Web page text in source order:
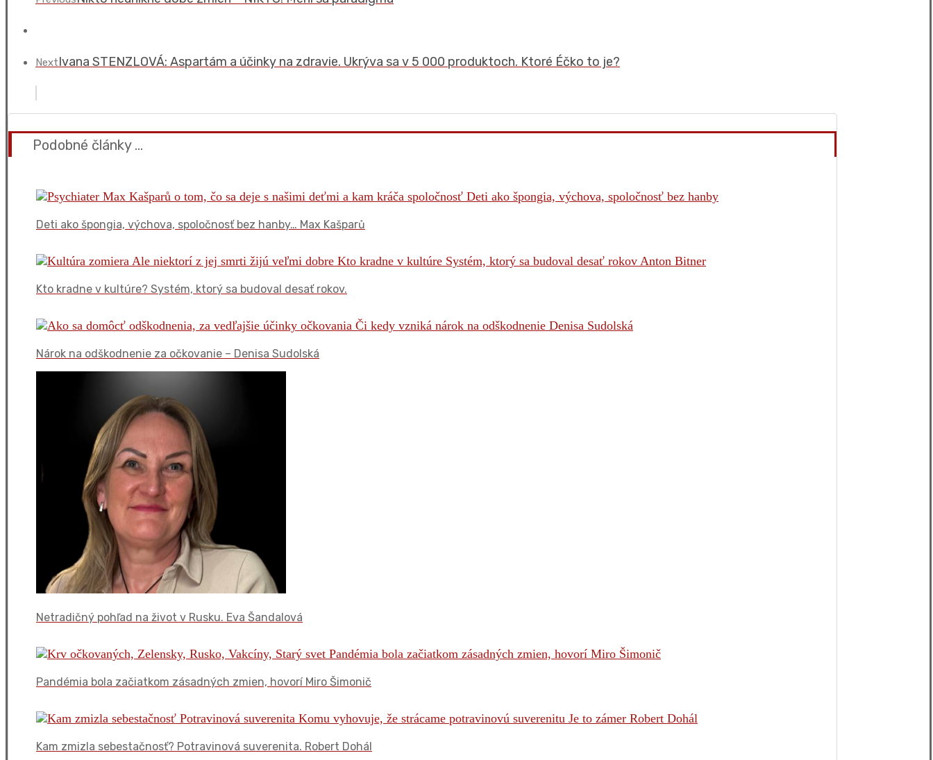
NextIvana STENZLOVÁ: Aspartám a účinky na zdravie. Ukrýva sa v 5 000 produktoch. Ktoré Éčko to je?
Podobné články ...
Deti ako špongia, výchova, spoločnosť bez hanby… Max Kašparů
Kto kradne v kultúre? Systém, ktorý sa budoval desať rokov.
Nárok na odškodnenie za očkovanie – Denisa Sudolská
Netradičný pohľad na život v Rusku. Eva Šandalová
Pandémia bola začiatkom zásadných zmien, hovorí Miro Šimonič
Kam zmizla sebestačnosť? Potravinová suverenita. Robert Dohál